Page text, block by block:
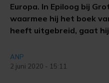
Europa. In Epiloog bij
waarmee hij het boek
heeft uitgebreid, gaat
ANP
2 juni 2020 - 15:11